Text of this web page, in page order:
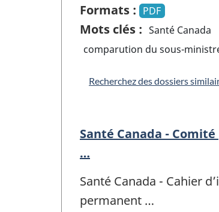
Formats : PDF
Mots clés : Santé Canada
comparution du sous-
Recherchez des dossiers
Santé Canada -
…
Santé Canada - Cahier
permanent …